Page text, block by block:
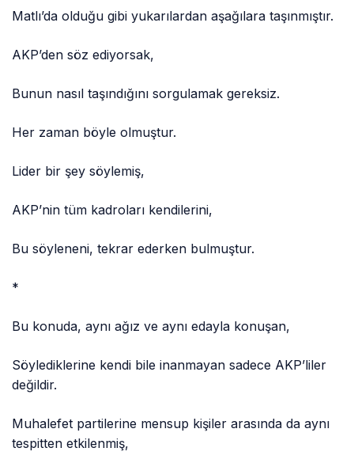
Matlı’da olduğu gibi yukarılardan aşağılara taşınmıştır.
AKP’den söz ediyorsak,
Bunun nasıl taşındığını sorgulamak gereksiz.
Her zaman böyle olmuştur.
Lider bir şey söylemiş,
AKP’nin tüm kadroları kendilerini,
Bu söyleneni, tekrar ederken bulmuştur.
*
Bu konuda, aynı ağız ve aynı edayla konuşan,
Söylediklerine kendi bile inanmayan sadece AKP’liler
değildir.
Muhalefet partilerine mensup kişiler arasında da aynı
tespitten etkilenmiş,